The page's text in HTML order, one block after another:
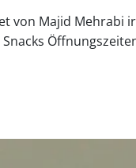
von Majid